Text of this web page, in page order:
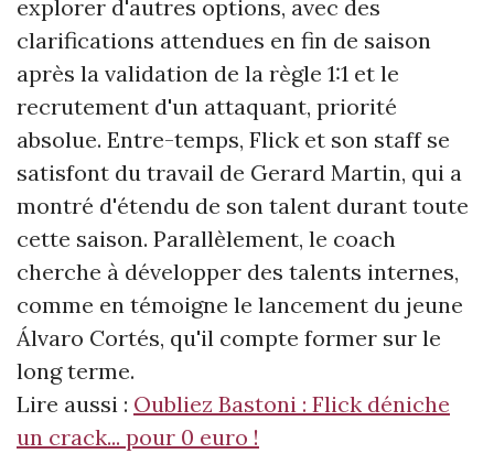
explorer d'autres options, avec des
clarifications attendues en fin de saison
après la validation de la règle 1:1 et le
recrutement d'un attaquant, priorité
absolue. Entre-temps, Flick et son staff se
satisfont du travail de Gerard Martin, qui a
montré d'étendu de son talent durant toute
cette saison. Parallèlement, le coach
cherche à développer des talents internes,
comme en témoigne le lancement du jeune
Álvaro Cortés, qu'il compte former sur le
long terme.
Lire aussi : Oubliez Bastoni : Flick déniche
un crack... pour 0 euro !